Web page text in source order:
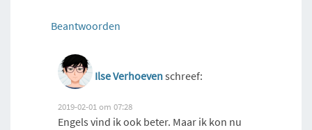
Beantwoorden
Ilse Verhoevenschreef:
2019-02-01 om 07:28
Engels vind ik ook beter. Maar ik kon nu